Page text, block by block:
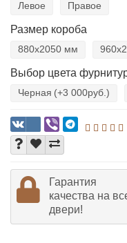
Левое Правое
Размер короба
880х2050 мм
Выбор цвета
Черная (+3 000руб.)
Гарантия
качества на
двери!